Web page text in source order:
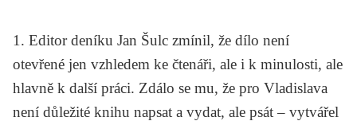
1. Editor deníku Jan Šulc zmínil, že dílo není
otevřené jen vzhledem ke čtenáři, ale i k minulosti, ale
hlavně k další práci. Zdálo se mu, že pro Vladislava
není důležité knihu napsat a vydat, ale psát – vytvářel